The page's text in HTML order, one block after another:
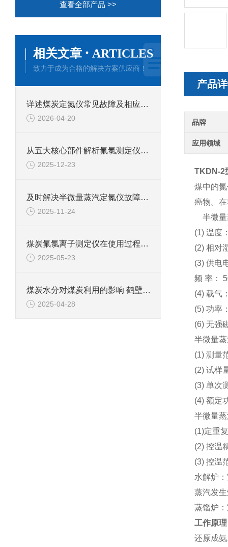
产品
品牌
应用领域
TKDN-2
煤中的
癌物。
半微量
(1) 温度
(2) 相对
(3) 供电
频 率：
(4) 载气
(5) 功率
(6) 无强
半微量
(1) 测量
(2) 试样
(3) 单次
(4) 额定
半微量
(1)定重
(2) 控温
(3) 控温
水解炉
蒸汽发
蒸馏炉
工作原
还原成
查看全部产品 >>
相关文章 · ARTICLES
致力于成为合格的解决方案供应商！
详述煤炭定氮仪常见故障及相应解决措施
2026-04-20
从五大核心部件解析氟氯测定仪的技术特点
2025-12-23
及时解决半微量蒸汽定氮仪故障是保障检测数据准确可靠的关键
2025-11-24
煤炭氟氯离子测定仪在使用过程中的常见问题相应解决方法分享
2025-05-23
煤炭水分对煤炭利用的影响 鹤壁新天科专业煤质水分分析
2025-04-28